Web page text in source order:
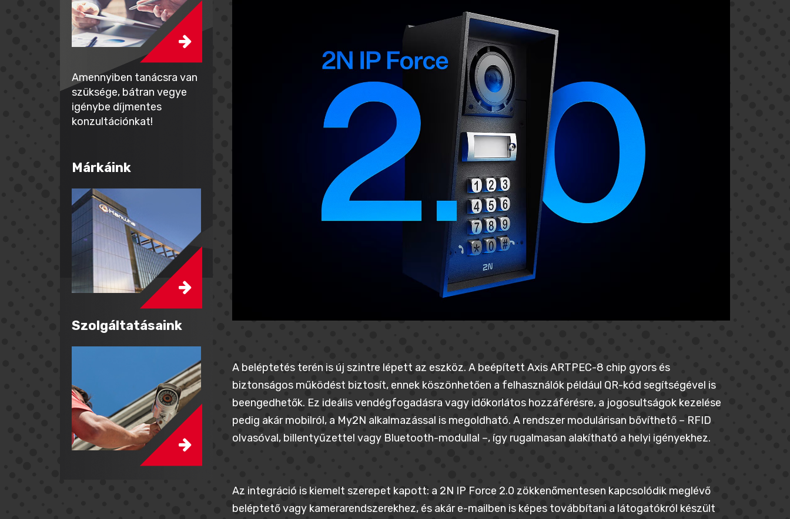
Amennyiben tanácsra van
szüksége, bátran vegye
igénybe díjmentes
konzultációnkat!
Márkáink
Szolgáltatásaink
A beléptetés terén is új szintre lépett az eszköz. A beépített Axis ARTPEC-8 chip gyors és
biztonságos működést biztosít, ennek köszönhetően a felhasználók például QR-kód segítségével is
beengedhetők. Ez ideális vendégfogadásra vagy időkorlátos hozzáférésre, a jogosultságok kezelése
pedig akár mobilról, a My2N alkalmazással is megoldható. A rendszer modulárisan bővíthető – RFID
olvasóval, billentyűzettel vagy Bluetooth-modullal –, így rugalmasan alakítható a helyi igényekhez.
Az integráció is kiemelt szerepet kapott: a 2N IP Force 2.0 zökkenőmentesen kapcsolódik meglévő
beléptető vagy kamerarendszerekhez, és akár e-mailben is képes továbbítani a látogatókról készült